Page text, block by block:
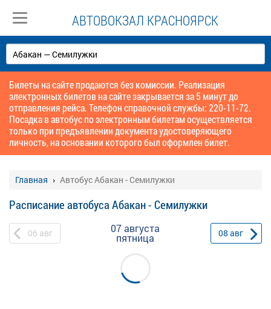
АВТОВОКЗАЛ КРАСНОЯРСК
Билеты на сайте продаются без комиссии. Реализация
электронных билетов на сайте закрывается за 5 минут до
отправления рейса. Телефон справочной службы: 220-11-72.
Посадка в автобус по электронным билетам осуществляется
только при предъявлении документа удостоверяющего
личность, на основании которого был оформлен билет.
Главная Автобус Абакан - Семилужки
Расписание автобуса Абакан - Семилужки
06 авг 07 августа
пятница 08 авг